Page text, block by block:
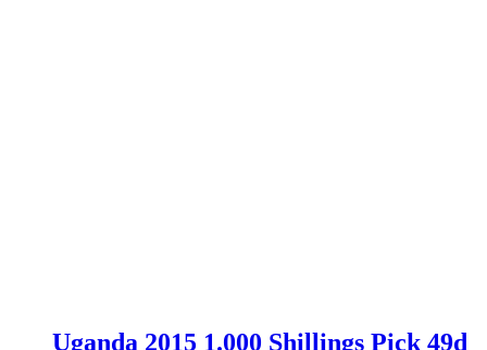
Uganda 2015 1.000 Shillings Pick 49d